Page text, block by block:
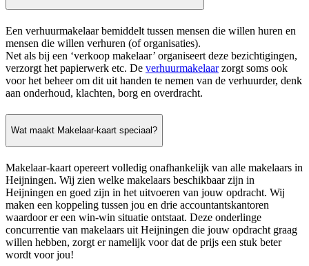
Een verhuurmakelaar bemiddelt tussen mensen die willen huren en
mensen die willen verhuren (of organisaties).
Net als bij een ‘verkoop makelaar’ organiseert deze bezichtigingen,
verzorgt het papierwerk etc. De verhuurmakelaarzorgt soms ook
voor het beheer om dit uit handen te nemen van de verhuurder, denk
aan onderhoud, klachten, borg en overdracht.
Wat maakt Makelaar-kaart speciaal?
Makelaar-kaart opereert volledig onafhankelijk van alle makelaars in
Heijningen. Wij zien welke makelaars beschikbaar zijn in
Heijningen en goed zijn in het uitvoeren van jouw opdracht. Wij
maken een koppeling tussen jou en drie accountantskantoren
waardoor er een win-win situatie ontstaat. Deze onderlinge
concurrentie van makelaars uit Heijningen die jouw opdracht graag
willen hebben, zorgt er namelijk voor dat de prijs een stuk beter
wordt voor jou!